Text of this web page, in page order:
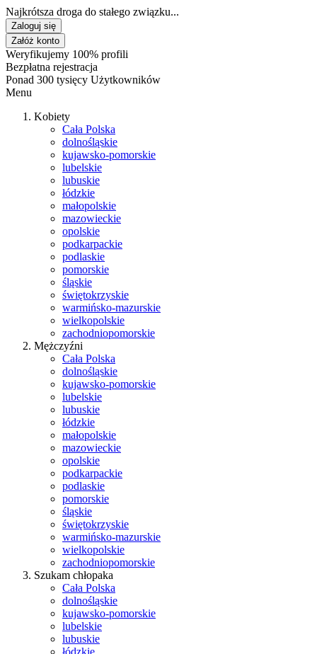
Najkrótsza droga do stałego związku...
Zaloguj się
Załóż konto
Weryfikujemy 100% profili
Bezpłatna rejestracja
Ponad 300 tysięcy Użytkowników
Menu
Kobiety
Cała Polska
dolnośląskie
kujawsko-pomorskie
lubelskie
lubuskie
łódzkie
małopolskie
mazowieckie
opolskie
podkarpackie
podlaskie
pomorskie
śląskie
świętokrzyskie
warmińsko-mazurskie
wielkopolskie
zachodniopomorskie
Mężczyźni
Cała Polska
dolnośląskie
kujawsko-pomorskie
lubelskie
lubuskie
łódzkie
małopolskie
mazowieckie
opolskie
podkarpackie
podlaskie
pomorskie
śląskie
świętokrzyskie
warmińsko-mazurskie
wielkopolskie
zachodniopomorskie
Szukam chłopaka
Cała Polska
dolnośląskie
kujawsko-pomorskie
lubelskie
lubuskie
łódzkie